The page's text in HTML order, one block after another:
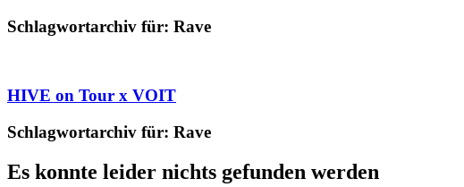
Schlagwortarchiv für: Rave
HIVE on Tour x VOIT
Schlagwortarchiv für: Rave
Es konnte leider nichts gefunden werden